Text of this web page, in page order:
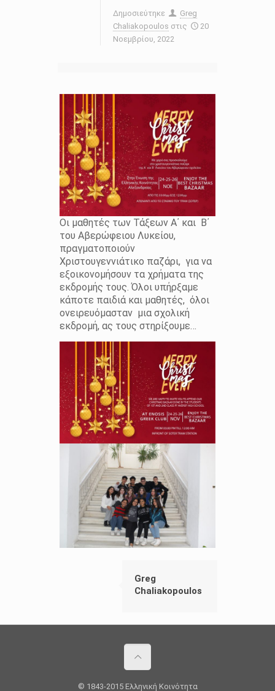
Δημοσιεύτηκε
Greg
Chaliakopoulos στις
20
Νοεμβρίου, 2022
Οι μαθητές των Τάξεων Α΄ και Β΄
του Αβερώφειου Λυκείου,
πραγματοποιούν
Χριστουγεννιάτικο παζάρι, για να
εξοικονομήσουν τα χρήματα της
εκδρομής τους. Όλοι υπήρξαμε
κάποτε παιδιά και μαθητές, όλοι
ονειρευόμασταν μια σχολική
εκδρομή, ας τους στηρίξουμε…
Greg
Chaliakopoulos
© 1843-2015 Ελληνική Κοινότητα